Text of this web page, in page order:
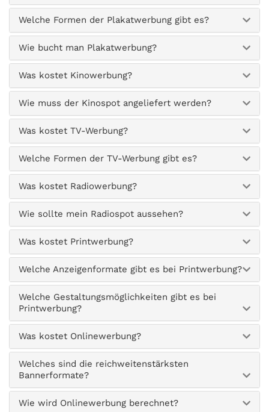
Welche Formen der Plakatwerbung gibt es?
Wie bucht man Plakatwerbung?
Was kostet Kinowerbung?
Wie muss der Kinospot angeliefert werden?
Was kostet TV-Werbung?
Welche Formen der TV-Werbung gibt es?
Was kostet Radiowerbung?
Wie sollte mein Radiospot aussehen?
Was kostet Printwerbung?
Welche Anzeigenformate gibt es bei Printwerbung?
Welche Gestaltungsmöglichkeiten gibt es bei
Printwerbung?
Was kostet Onlinewerbung?
Welches sind die reichweitenstärksten
Bannerformate?
Wie wird Onlinewerbung berechnet?